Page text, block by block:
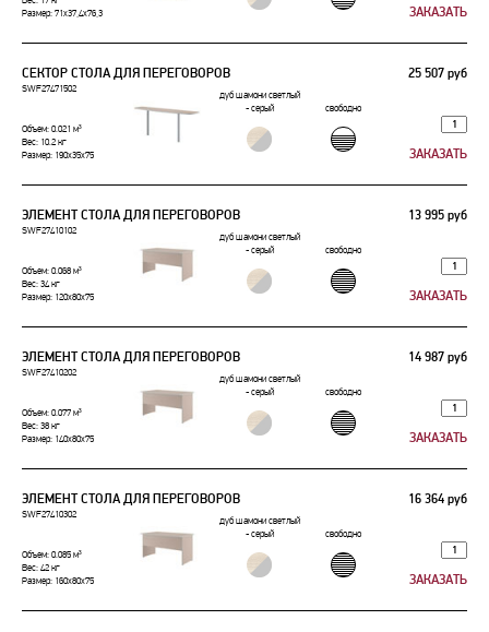
Размер: 71x37,4x76,3
СЕКТОР СТОЛА ДЛЯ ПЕРЕГОВОРОВ 25 507 руб
SWF27471502
дуб шамони светлый
- серый
свободно
Объем: 0.021 м³
Вес: 10.2 кг
Размер: 190x35x75
ЭЛЕМЕНТ СТОЛА ДЛЯ ПЕРЕГОВОРОВ 13 995 руб
SWF27410102
дуб шамони светлый
- серый
свободно
Объем: 0.068 м³
Вес: 34 кг
Размер: 120x80x75
ЭЛЕМЕНТ СТОЛА ДЛЯ ПЕРЕГОВОРОВ 14 987 руб
SWF27410202
дуб шамони светлый
- серый
свободно
Объем: 0.077 м³
Вес: 38 кг
Размер: 140x80x75
ЭЛЕМЕНТ СТОЛА ДЛЯ ПЕРЕГОВОРОВ 16 364 руб
SWF27410302
дуб шамони светлый
- серый
свободно
Объем: 0.085 м³
Вес: 42 кг
Размер: 160x80x75